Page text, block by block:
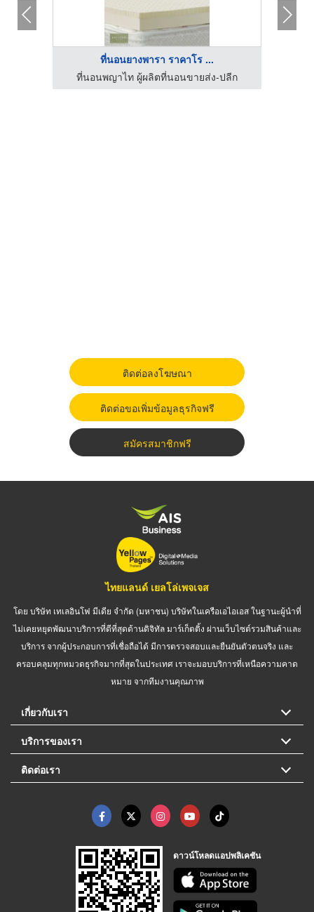
ที่นอนยางพารา ราคาโร ...
ที่นอนพญาไท ผู้ผลิตที่นอนขายส่ง-ปลีก
ติดต่อลงโฆษณา
ติดต่อขอเพิ่มข้อมูลธุรกิจฟรี
สมัครสมาชิกฟรี
ไทยแลนด์ เยลโล่เพจเจส
โดย บริษัท เทเลอินโฟ มีเดีย จำกัด (มหาชน) บริษัทในเครือเอไอเอส ในฐานะผู้นำที่
ไม่เคยหยุดพัฒนาบริการที่ดีที่สุดด้านดิจิทัล มาร์เก็ตติ้ง ผ่านเว็บไซต์รวมสินค้าและ
บริการ จากผู้ประกอบการที่เชื่อถือได้ มีการตรวจสอบและยืนยันตัวตนจริง และ
ครอบคลุมทุกหมวดธุรกิจมากที่สุดในประเทศ เราจะมอบบริการที่เหนือความคาด
หมาย จากทีมงานคุณภาพ
เกี่ยวกับเรา
บริการของเรา
ติดต่อเรา
ดาวน์โหลดแอปพลิเคชัน